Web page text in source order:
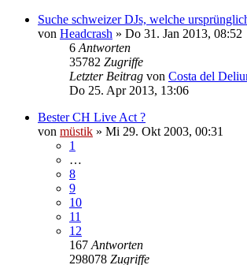
Suche schweizer DJs, welche
von Headcrash » Do 31. Jan 2013, 08:52
6 Antworten
35782 Zugriffe
Letzter Beitrag von Costa del
Do 25. Apr 2013, 13:06
Bester CH Live Act ?
von müstik » Mi 29. Okt 2003, 00:31
1
…
8
9
10
11
12
167 Antworten
298078 Zugriffe